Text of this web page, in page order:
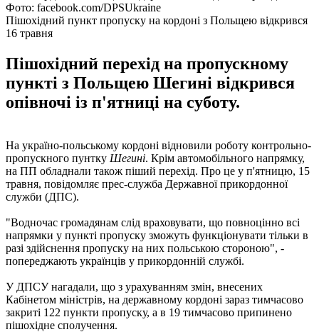
Фото: facebook.com/DPSUkraine
Пішохідний пункт пропуску на кордоні з Польщею відкрився
16 травня
Пішохідний перехід на пропускному
пункті з Польщею Шегині відкрився
опівночі із п'ятниці на суботу.
На україно-польському кордоні відновили роботу контрольно-
пропускного пунтку Шегині. Крім автомобільного напрямку,
на ПП обладнали також піший перехід. Про це у п'ятницю, 15
травня, повідомляє прес-служба Державної прикордонної
служби (ДПС).
"Водночас громадянам слід враховувати, що повноцінно всі
напрямки у пункті пропуску зможуть функціонувати тільки в
разі здійснення пропуску на них польською стороною", -
попереджають українців у прикордонній службі.
У ДПСУ нагадали, що з урахуванням змін, внесених
Кабінетом міністрів, на державному кордоні зараз тимчасово
закриті 122 пункти пропуску, а в 19 тимчасово припинено
пішохідне сполучення.